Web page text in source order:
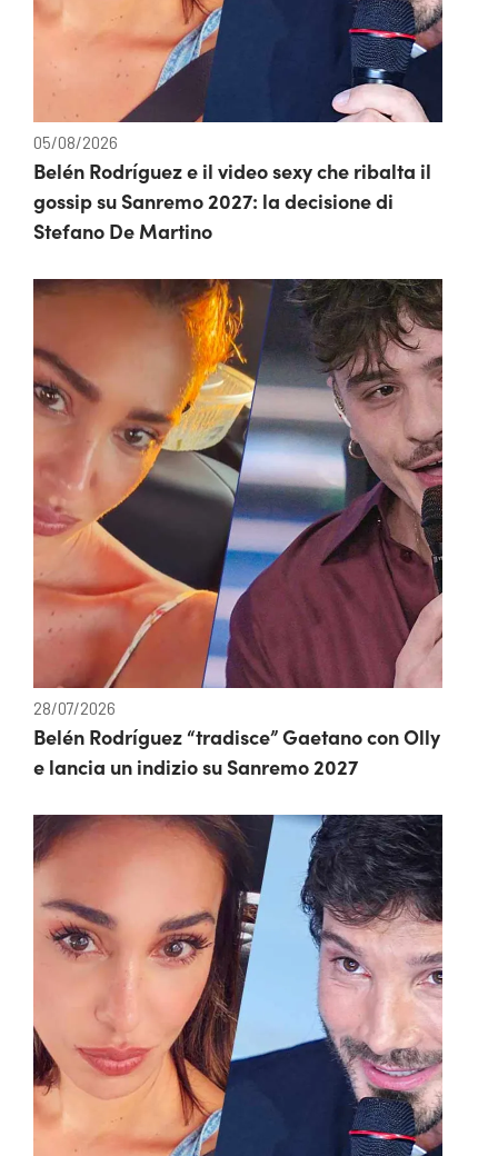
05/08/2026
Belén Rodríguez e il video sexy che ribalta il
gossip su Sanremo 2027: la decisione di
Stefano De Martino
28/07/2026
Belén Rodríguez “tradisce” Gaetano con Olly
e lancia un indizio su Sanremo 2027